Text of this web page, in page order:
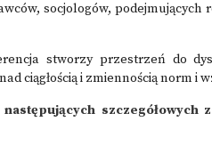
socjologów,
stworzy przestrzeń do
ciągłością i zmiennością norm i
następujących szczegółowych